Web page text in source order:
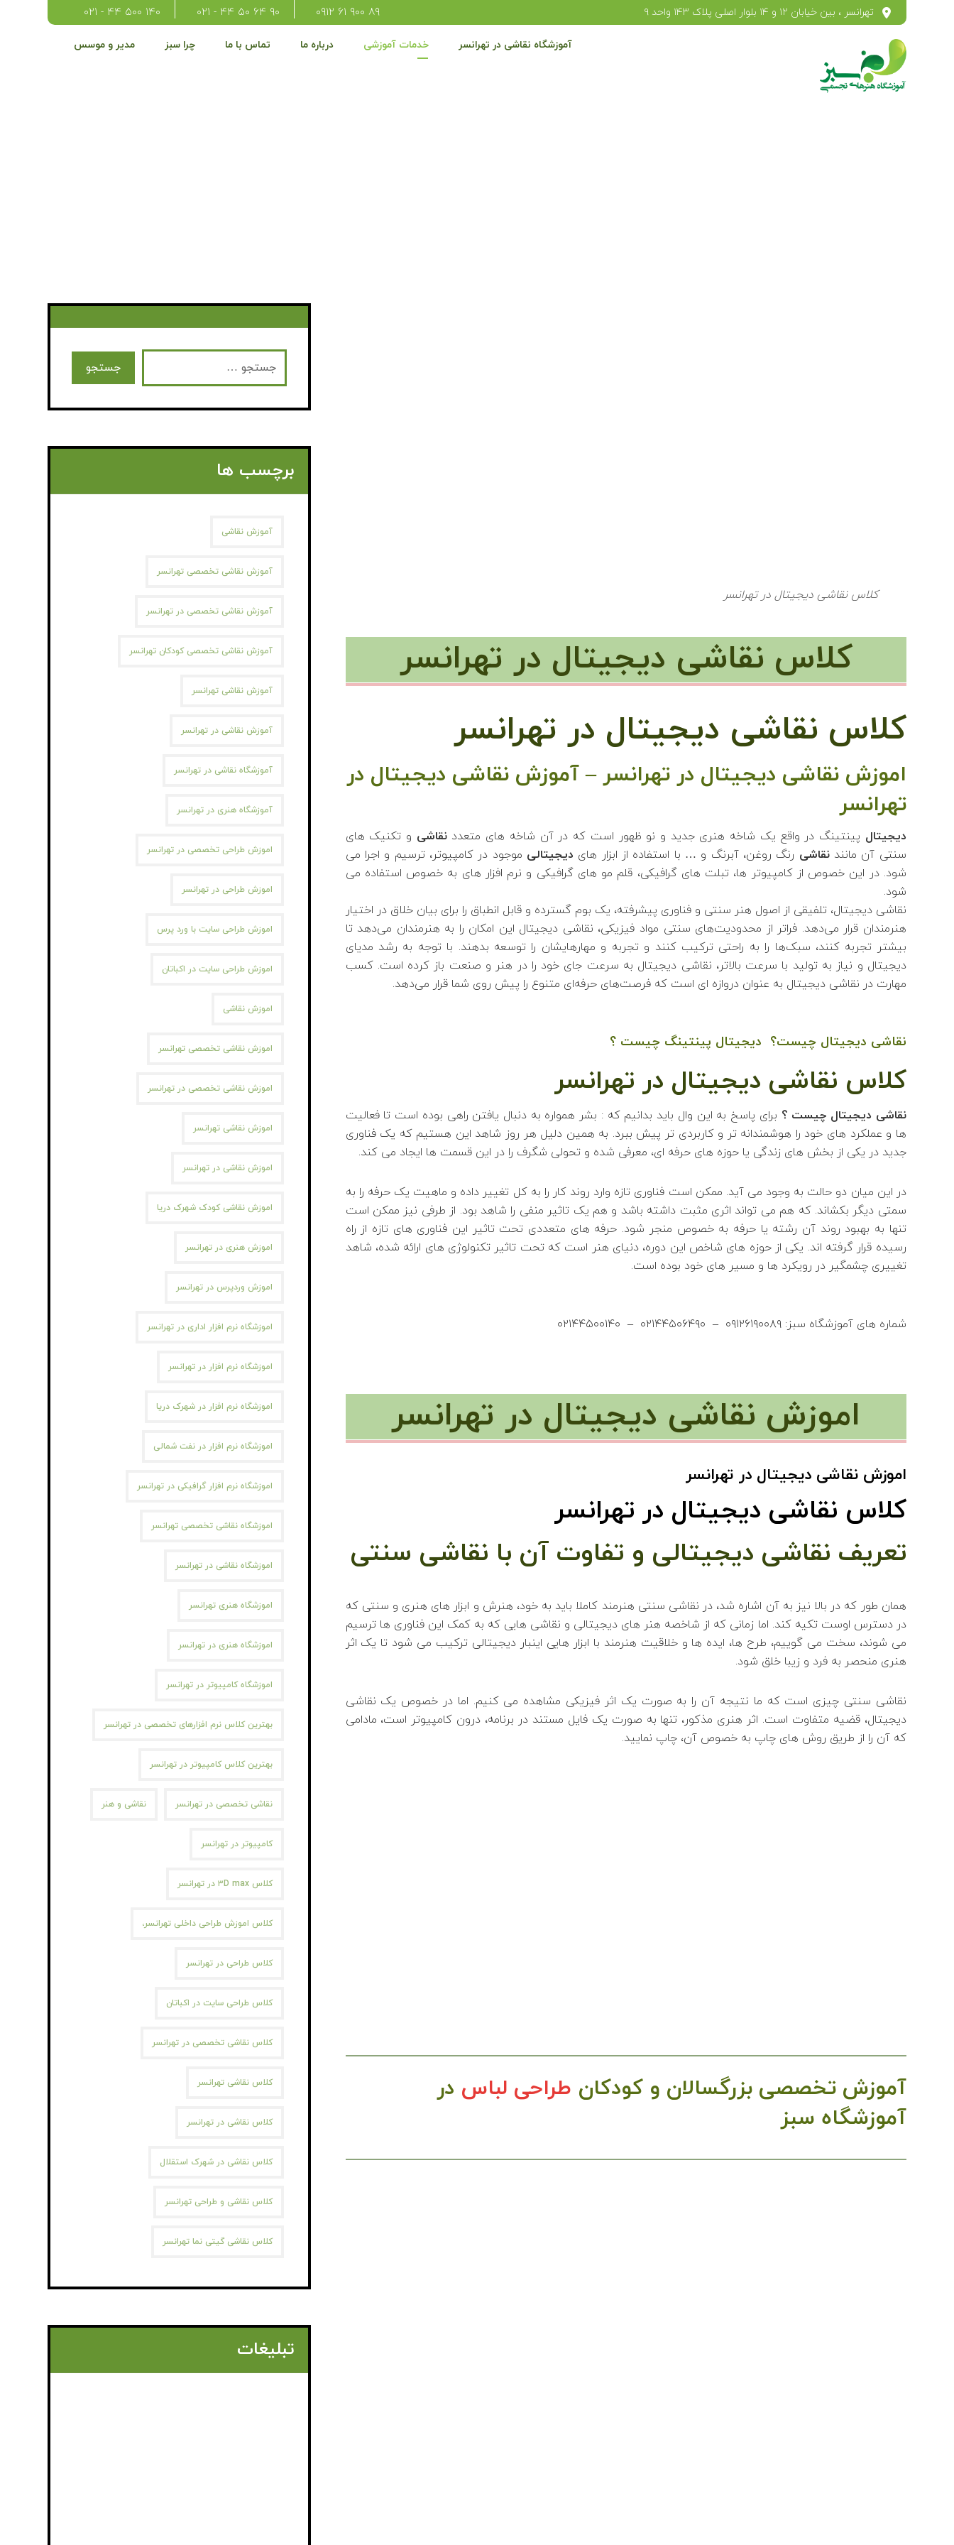
تهرانسر ، بین خیابان ۱۲ و ۱۴ بلوار اصلی پلاک ۱۴۳ واحد ۹ ۱۴۰ ۵۰۰ ۴۴ - ۰۲۱ ۹۰ ۶۴ ۵۰ ۴۴ - ۰۲۱ ۸۹ ۹۰۰ ۶۱ ۰۹۱۲
آموزشگاه نقاشی در تهرانسر خدمات آموزشی درباره ما تماس با ما چرا سبز مدیر و موسس
کلاس نقاشی دیجیتال در تهرانسر
کلاس نقاشی دیجیتال در تهرانسر
کلاس نقاشی دیجیتال در تهرانسر
اموزش نقاشی دیجیتال در تهرانسر – آموزش نقاشی دیجیتال در
تهرانسر
دیجیتال پینتینگ در واقع یک شاخه هنری جدید و نو ظهور است که در آن شاخه های متعددنقاشی و تکنیک های
سنتی آن مانندنقاشی رنگ روغن، آبرنگ و … با استفاده از ابزار های دیجیتالی موجود در کامپیوتر، ترسیم و اجرا می
شود. در این خصوص از کامپیوتر ها، تبلت های گرافیکی، قلم مو های گرافیکی و نرم افزار های به خصوص استفاده می
شود.
نقاشی دیجیتال، تلفیقی از اصول هنر سنتی و فناوری پیشرفته، یک بوم گسترده و قابل انطباق را برای بیان خلاق در اختیار
هنرمندان قرار می‌دهد. فراتر از محدودیت‌های سنتی مواد فیزیکی، نقاشی دیجیتال این امکان را به هنرمندان می‌دهد تا
بیشتر تجربه کنند، سبک‌ها را به راحتی ترکیب کنند و تجربه و مهار‌هایشان را توسعه بدهند. با توجه به رشد مدیای
دیجیتال و نیاز به تولید با سرعت بالاتر، نقاشی دیجیتال به سرعت جای خود را در هنر و صنعت باز کرده است. کسب
مهارت در نقاشی دیجیتال به عنوان دروازه ای است که فرصت‌های حرفه‌ای متنوع را پیش روی شما قرار می‌دهد.
نقاشی دیجیتال چیست؟ دیجیتال پینتینگ چیست ؟
کلاس نقاشی دیجیتال در تهرانسر
نقاشی دیجیتال چیست ؟ برای پاسخ به این وال باید بدانیم که : بشر همواره به دنبال یافتن راهی بوده است تا فعالیت
ها و عملکرد های خود را هوشمندانه تر و کاربردی تر پیش ببرد. به همین دلیل هر روز شاهد این هستیم که یک فناوری
جدید در یکی از بخش های زندگی یا حوزه های حرفه ای، معرفی شده و تحولی شگرف را در این قسمت ها ایجاد می کند.
در این میان دو حالت به وجود می آید. ممکن است فناوری تازه وارد روند کار را به کل تغییر داده و ماهیت یک حرفه را به
سمتی دیگر بکشاند. که هم می تواند اثری مثبت داشته باشد و هم یک تاثیر منفی را شاهد بود. از طرفی نیز ممکن است
تنها به بهبود روند آن رشته یا حرفه به خصوص منجر شود. حرفه های متعددی تحت تاثیر این فناوری های تازه از راه
رسیده قرار گرفته اند. یکی از حوزه های شاخص این دوره، دنیای هنر است که تحت تاثیر تکنولوژی های ارائه شده، شاهد
تغییری چشمگیر در رویکرد ها و مسیر های خود بوده است.
شماره های آموزشگاه سبز: ۰۹۱۲۶۱۹۰۰۸۹ – ۰۲۱۴۴۵۰۶۴۹۰ – ۰۲۱۴۴۵۰۰۱۴۰
اموزش نقاشی دیجیتال در تهرانسر
اموزش نقاشی دیجیتال در تهرانسر
کلاس نقاشی دیجیتال در تهرانسر
تعریف نقاشی دیجیتالی و تفاوت آن با نقاشی سنتی
همان طور که در بالا نیز به آن اشاره شد، در نقاشی سنتی هنرمند کاملا باید به خود، هنرش و ابزار های هنری و سنتی که
در دسترس اوست تکیه کند. اما زمانی که از شاخصه هنر های دیجیتالی و نقاشی هایی که به کمک این فناوری ها ترسیم
می شوند، سخت می گوییم، طرح ها، ایده ها و خلاقیت هنرمند با ابزار هایی اینبار دیجیتالی ترکیب می شود تا یک اثر
هنری منحصر به فرد و زیبا خلق شود.
نقاشی سنتی چیزی است که ما نتیجه آن را به صورت یک اثر فیزیکی مشاهده می کنیم. اما در خصوص یک نقاشی
دیجیتال، قضیه متفاوت است. اثر هنری مذکور، تنها به صورت یک فایل مستند در برنامه، درون کامپیوتر است، مادامی
که آن را از طریق روش های چاپ به خصوص آن، چاپ نمایید.
آموزش تخصصی بزرگسالان و کودکان طراحی لباس در
آموزشگاه سبز
برچسب ها
آموزش نقاشی
آموزش نقاشی تخصصی تهرانسر
آموزش نقاشی تخصصی در تهرانسر
آموزش نقاشی تخصصی کودکان تهرانسر
آموزش نقاشی تهرانسر
آموزش نقاشی در تهرانسر
آموزشگاه نقاشی در تهرانسر
آموزشگاه هنری در تهرانسر
اموزش طراحی تخصصی در تهرانسر
اموزش طراحی در تهرانسر
اموزش طراحی سایت با ورد پرس
اموزش طراحی سایت در اکباتان
اموزش نقاشی
اموزش نقاشی تخصصی تهرانسر
اموزش نقاشی تخصصی در تهرانسر
اموزش نقاشی تهرانسر
اموزش نقاشی در تهرانسر
اموزش نقاشی کودک شهرک دریا
اموزش هنری در تهرانسر
اموزش وردپرس در تهرانسر
اموزشگاه نرم افزار اداری در تهرانسر
اموزشگاه نرم افزار در تهرانسر
اموزشگاه نرم افزار در شهرک دریا
اموزشگاه نرم افزار در نفت شمالی
اموزشگاه نرم افزار گرافیکی در تهرانسر
اموزشگاه نقاشی تخصصی تهرانسر
اموزشگاه نقاشی در تهرانسر
اموزشگاه هنری تهرانسر
اموزشگاه هنری در تهرانسر
اموزشگاه کامپیوتر در تهرانسر
بهترین کلاس نرم افزارهای تخصصی در تهرانسر
بهترین کلاس کامپیوتر در تهرانسر
نقاشی تخصصی در تهرانسر نقاشی و هنر
کامپیوتر در تهرانسر
کلاس ۳D max در تهرانسر
کلاس اموزش طراحی داخلی تهرانسر،
کلاس طراحی در تهرانسر
کلاس طراحی سایت در اکباتان
کلاس نقاشی تخصصی در تهرانسر
کلاس نقاشی تهرانسر
کلاس نقاشی در تهرانسر
کلاس نقاشی در شهرک استقلال
کلاس نقاشی و طراحی تهرانسر
کلاس نقاشی گیتی نما تهرانسر
تبلیغات